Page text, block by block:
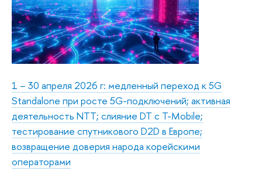
1 – 30 апреля 2026 г: медленный переход к 5G
Standalone при росте 5G-подключений; активная
деятельность NTT; слияние DT с T-Mobile;
тестирование спутникового D2D в Европе;
возвращение доверия народа корейскими
операторами